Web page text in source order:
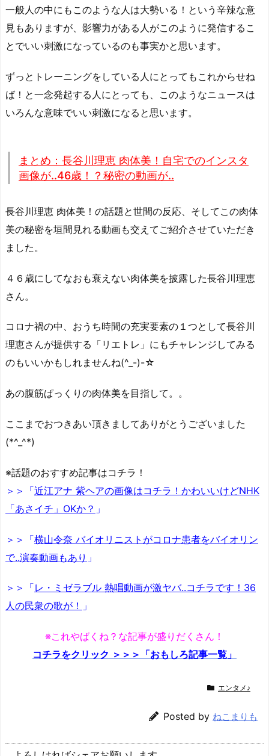
一般人の中にもこのような人は大勢いる！という辛辣な意
見もありますが、影響力がある人がこのように発信するこ
とでいい刺激になっているのも事実かと思います。
ずっとトレーニングをしている人にとってもこれからせね
ば！と一念発起する人にとっても、このようなニュースは
いろんな意味でいい刺激になると思います。
まとめ：長谷川理恵 肉体美！自宅でのインスタ
画像が..46歳！？秘密の動画が..
長谷川理恵 肉体美！の話題と世間の反応、そしてこの肉体
美の秘密を垣間見れる動画も交えてご紹介させていただき
ました。
４６歳にしてなおも衰えない肉体美を披露した長谷川理恵
さん。
コロナ禍の中、おうち時間の充実要素の１つとして長谷川
理恵さんが提供する「リエトレ」にもチャレンジしてみる
のもいいかもしれませんね(^_-)-☆
あの腹筋ぱっくりの肉体美を目指して。。
ここまでおつきあい頂きましてありがとうございました
(*^_^*)
※話題のおすすめ記事はコチラ！
＞＞「近江アナ 紫ヘアの画像はコチラ！かわいいけどNHK
「あさイチ」OKか？ 」
＞＞「横山令奈 バイオリニストがコロナ患者をバイオリン
で..演奏動画もあり 」
＞＞「レ・ミゼラブル 熱唱動画が激ヤバ..コチラです！36
人の民衆の歌が！ 」
※これやばくね？な記事が盛りだくさん！
コチラをクリック ＞＞＞「おもしろ記事一覧」
エンタメ♪
Posted by ねこまりも